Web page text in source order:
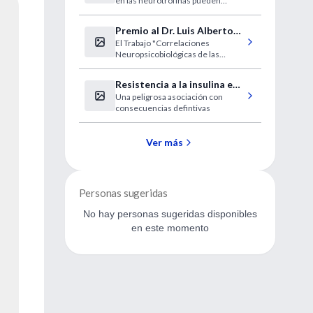
que se haya constatado su
relación con el de próstata. Se trata
de una nueva vía para el manejo de
estos dos tumores ginecológicos.
Premio al Dr. Luis Alberto
Semper
El Trabajo "Correlaciones
Neuropsicobiológicas de las
Colegio Argentino de
Neuropsicofarmacología, recibe el
4º Premio Psiquiatria.com en
Neurociencias al mejor trabajo de
Resistencia a la insulina e
insuficiencia cardíaca
Una peligrosa asociación con
consecuencias defintivas
Ver más
Personas sugeridas
No hay personas sugeridas disponibles
en este momento